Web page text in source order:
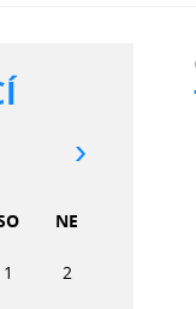
NE
1 2